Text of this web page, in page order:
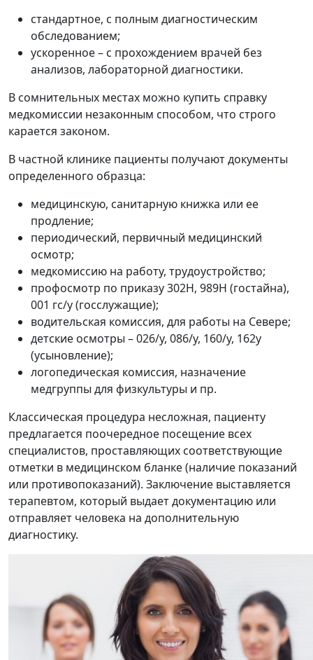
стандартное, с полным диагностическим
обследованием;
ускоренное – с прохождением врачей без
анализов, лабораторной диагностики.
В сомнительных местах можно купить справку
медкомиссии незаконным способом, что строго
карается законом.
В частной клинике пациенты получают документы
определенного образца:
медицинскую, санитарную книжка или ее
продление;
периодический, первичный медицинский
осмотр;
медкомиссию на работу, трудоустройство;
профосмотр по приказу 302Н, 989Н (гостайна),
001 гс/у (госслужащие);
водительская комиссия, для работы на Севере;
детские осмотры – 026/у, 086/у, 160/у, 162у
(усыновление);
логопедическая комиссия, назначение
медгруппы для физкультуры и пр.
Классическая процедура несложная, пациенту
предлагается поочередное посещение всех
специалистов, проставляющих соответствующие
отметки в медицинском бланке (наличие показаний
или противопоказаний). Заключение выставляется
терапевтом, который выдает документацию или
отправляет человека на дополнительную
диагностику.